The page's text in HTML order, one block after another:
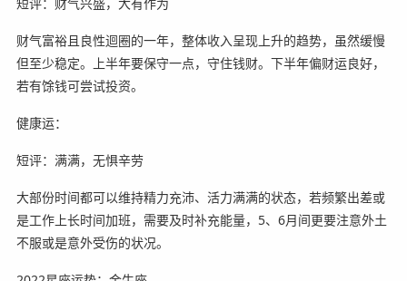
短评：财气兴盛，大有作为
财气富裕且良性迴圈的一年，整体收入呈现上升的趋势，虽然缓慢
但至少稳定。上半年要保守一点，守住钱财。下半年偏财运良好，
若有馀钱可尝试投资。
健康运：
短评：满满，无惧辛劳
大部份时间都可以维持精力充沛、活力满满的状态，若频繁出差或
是工作上长时间加班，需要及时补充能量，5、6月间更要注意外土
不服或是意外受伤的状况。